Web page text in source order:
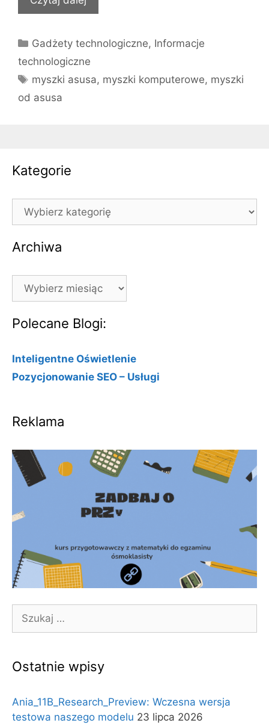
Kategorie
Gadżety technologiczne, Informacje
technologiczne
Tagi
myszki asusa, myszki komputerowe, myszki
od asusa
Kategorie
Kategorie
Archiwa
Archiwa
Polecane Blogi:
Inteligentne Oświetlenie
Pozycjonowanie SEO – Usługi
Reklama
Szukaj:
Ostatnie wpisy
Ania_11B_Research_Preview: Wczesna wersja
testowa naszego modelu 23 lipca 2026